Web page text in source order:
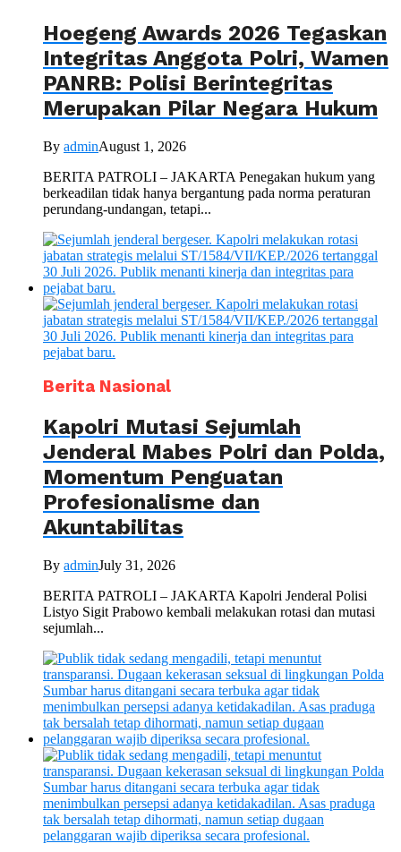
Hoegeng Awards 2026 Tegaskan
Integritas Anggota Polri, Wamen
PANRB: Polisi Berintegritas
Merupakan Pilar Negara Hukum
By adminAugust 1, 2026
BERITA PATROLI – JAKARTA Penegakan hukum yang
berkeadilan tidak hanya bergantung pada norma peraturan
perundang-undangan, tetapi...
Berita Nasional
Kapolri Mutasi Sejumlah
Jenderal Mabes Polri dan Polda,
Momentum Penguatan
Profesionalisme dan
Akuntabilitas
By adminJuly 31, 2026
BERITA PATROLI – JAKARTA Kapolri Jenderal Polisi
Listyo Sigit Prabowo kembali melakukan rotasi dan mutasi
sejumlah...